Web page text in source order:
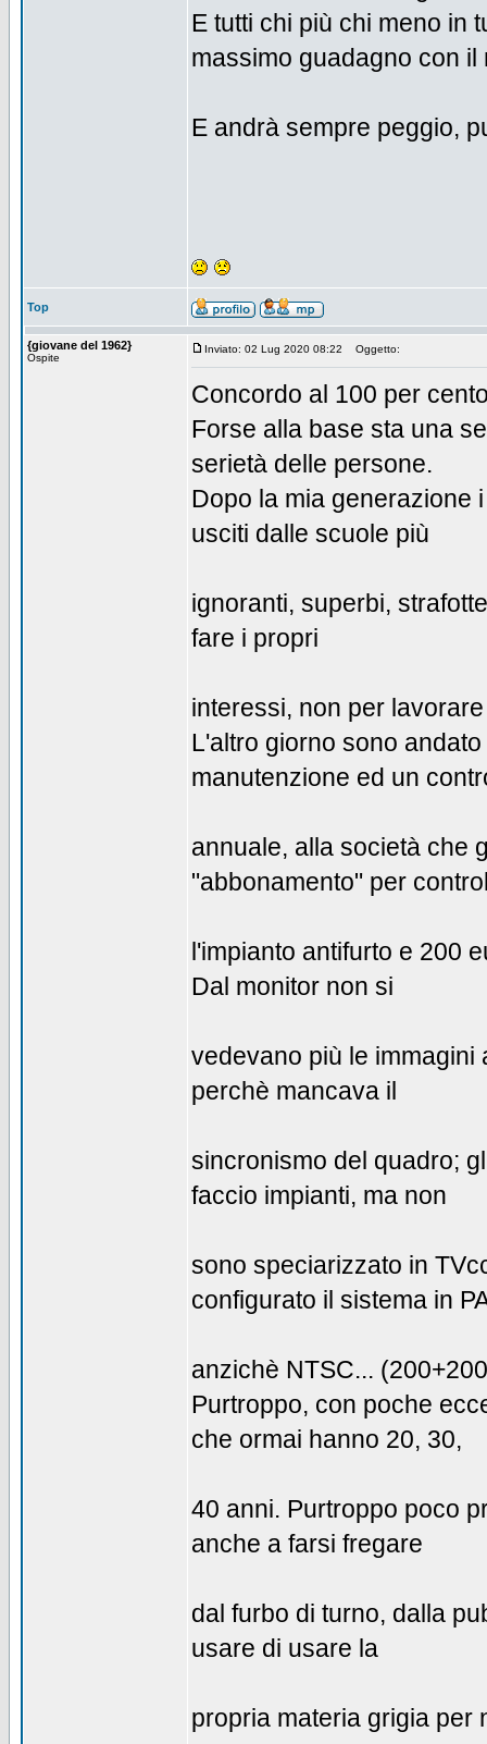
E tutti chi più chi meno in
massimo guadagno con
E andrà sempre peggio,
Top
{giovane del 1962}
Ospite
Inviato: 02 Lug 2020 08:22 Oggetto:
Concordo al 100 per
Forse alla base sta una
serietà delle persone.
Dopo la mia generazione
usciti dalle scuole più
ignoranti, superbi,
fare i propri
interessi, non per
L'altro giorno sono
manutenzione ed un
annuale, alla società che
"abbonamento" per
l'impianto antifurto e 200
Dal monitor non si
vedevano più le
perchè mancava il
sincronismo del quadro;
faccio impianti, ma non
sono speciarizzato in
configurato il sistema in
anzichè NTSC...
Purtroppo, con poche
che ormai hanno 20, 30,
40 anni. Purtroppo poco
anche a farsi fregare
dal furbo di turno, dalla
usare di usare la
propria materia grigia per